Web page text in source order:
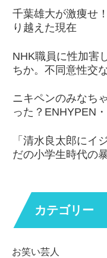
千葉雄大が激痩せ
り越えた現在
NHK職員に性加害
ちか。不同意性交
ニキペンのみなち
った？ENHYPEN
「清水良太郎にイ
だの小学生時代の
カテゴリー
お笑い芸人